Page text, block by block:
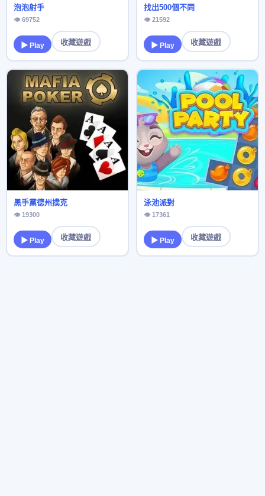
泡泡射手
👁 69752
▶ Play 收藏遊戲
找出500個不同
👁 21592
▶ Play 收藏遊戲
黑手黨德州撲克
👁 19300
▶ Play 收藏遊戲
泳池派對
👁 17361
▶ Play 收藏遊戲